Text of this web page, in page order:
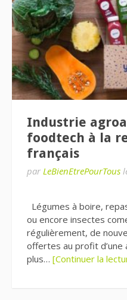
Industrie
foodtech à la
français
par LeBienEtrePourTous
Légumes à boire,
ou encore insectes
régulièrement, de
offertes au profit d’une
plus… [Continuer la